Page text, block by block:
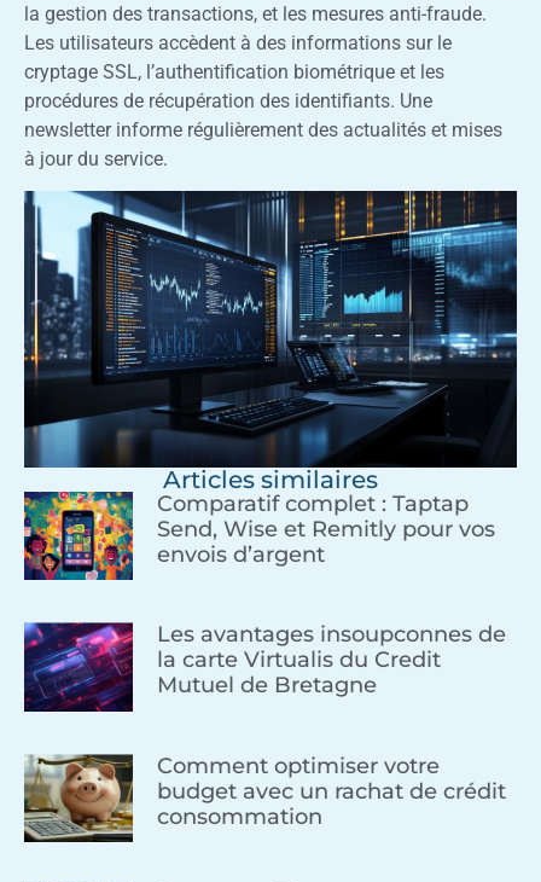
la gestion des transactions, et les mesures anti-fraude.
Les utilisateurs accèdent à des informations sur le
cryptage SSL, l’authentification biométrique et les
procédures de récupération des identifiants. Une
newsletter informe régulièrement des actualités et mises
à jour du service.
Articles similaires
Comparatif complet : Taptap
Send, Wise et Remitly pour vos
envois d’argent
Les avantages insoupconnes de
la carte Virtualis du Credit
Mutuel de Bretagne
Comment optimiser votre
budget avec un rachat de crédit
consommation